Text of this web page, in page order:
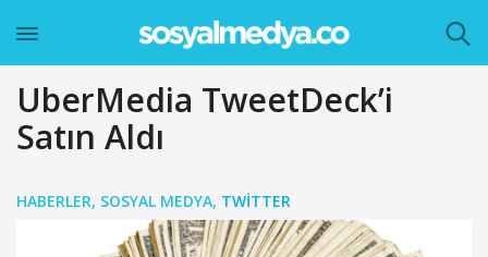
UberMedia TweetDeck’i
Satın Aldı
HABERLER, SOSYAL MEDYA, TWITTER